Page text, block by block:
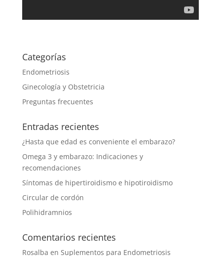
Categorías
Endometriosis
Ginecología y Obstetricia
Preguntas frecuentes
Entradas recientes
¿Hasta que edad es conveniente el embarazo?
Omega 3 y embarazo: Indicaciones y
recomendaciones
Síntomas de hipertiroidismo e hipotiroidismo
Circular de cordón
Polihidramnios
Comentarios recientes
Rosalba en Suplementos para Endometriosis